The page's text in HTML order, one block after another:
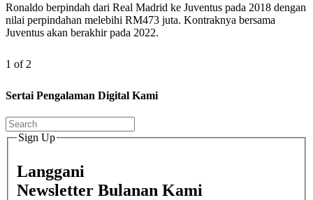
Ronaldo berpindah dari Real Madrid ke Juventus pada 2018 dengan
nilai perpindahan melebihi RM473 juta. Kontraknya bersama
Juventus akan berakhir pada 2022.
1 of 2
Sertai Pengalaman Digital Kami
Sign Up
Langgani
Newsletter Bulanan Kami